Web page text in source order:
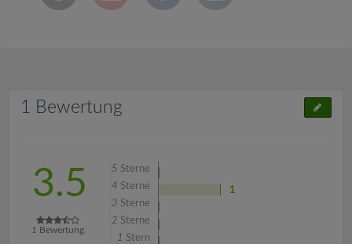
1 Bewertung
3.5
1 Bewertung
5 Sterne
4 Sterne
1
3 Sterne
2 Sterne
1 Stern